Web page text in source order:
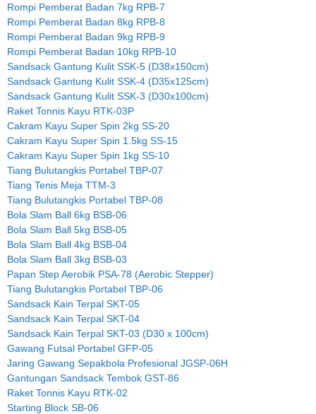
Rompi Pemberat Badan 7kg RPB-7
Rompi Pemberat Badan 8kg RPB-8
Rompi Pemberat Badan 9kg RPB-9
Rompi Pemberat Badan 10kg RPB-10
Sandsack Gantung Kulit SSK-5 (D38x150cm)
Sandsack Gantung Kulit SSK-4 (D35x125cm)
Sandsack Gantung Kulit SSK-3 (D30x100cm)
Raket Tonnis Kayu RTK-03P
Cakram Kayu Super Spin 2kg SS-20
Cakram Kayu Super Spin 1.5kg SS-15
Cakram Kayu Super Spin 1kg SS-10
Tiang Bulutangkis Portabel TBP-07
Tiang Tenis Meja TTM-3
Tiang Bulutangkis Portabel TBP-08
Bola Slam Ball 6kg BSB-06
Bola Slam Ball 5kg BSB-05
Bola Slam Ball 4kg BSB-04
Bola Slam Ball 3kg BSB-03
Papan Step Aerobik PSA-78 (Aerobic Stepper)
Tiang Bulutangkis Portabel TBP-06
Sandsack Kain Terpal SKT-05
Sandsack Kain Terpal SKT-04
Sandsack Kain Terpal SKT-03 (D30 x 100cm)
Gawang Futsal Portabel GFP-05
Jaring Gawang Sepakbola Profesional JGSP-06H
Gantungan Sandsack Tembok GST-86
Raket Tonnis Kayu RTK-02
Starting Block SB-06